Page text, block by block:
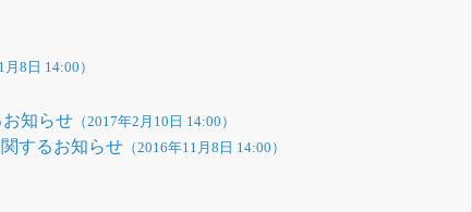
月8日 14:00）
知らせ （2017年2月10日 14:00）
するお知らせ （2016年11月8日 14:00）